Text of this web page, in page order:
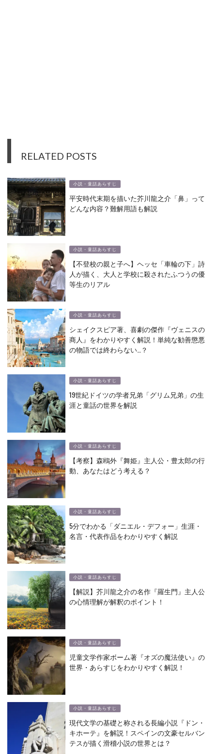
RELATED POSTS
小説・童話あらすじ
平安時代末期を描いた芥川龍之介「鼻」って
どんな内容？難解用語も解説
小説・童話あらすじ
【不登校の親と子へ】ヘッセ「車輪の下」詩
人が描く、大人と学校に殺されたふつうの優
等生のリアル
小説・童話あらすじ
シェイクスピア著、喜劇の傑作『ヴェニスの
商人』をわかりやすく解説！単純な勧善懲悪
の物語では終わらない…？
小説・童話あらすじ
19世紀ドイツの学者兄弟「グリム兄弟」の生
涯と童話の世界を解説
小説・童話あらすじ
【考察】森鴎外『舞姫』主人公・豊太郎の行
動、あなたはどう考える？
小説・童話あらすじ
5分でわかる「ダニエル・デフォー」生涯・
名言・代表作品をわかりやすく解説
小説・童話あらすじ
【解説】芥川龍之介の名作『羅生門』主人公
の心情理解が解釈のポイント！
小説・童話あらすじ
児童文学作家ボーム著『オズの魔法使い』の
世界・あらすじをわかりやすく解説！
小説・童話あらすじ
現代文学の基礎と称される長編小説『ドン・
キホーテ』を解説！スペインの文豪セルバン
テスが描く滑稽小説の世界とは？